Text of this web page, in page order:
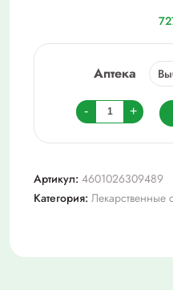
Аптека
-
Количество
товара
Аквалор
(с
экстр.
римской
+
Артикул: 4601026309489
Категория: Лекарственные